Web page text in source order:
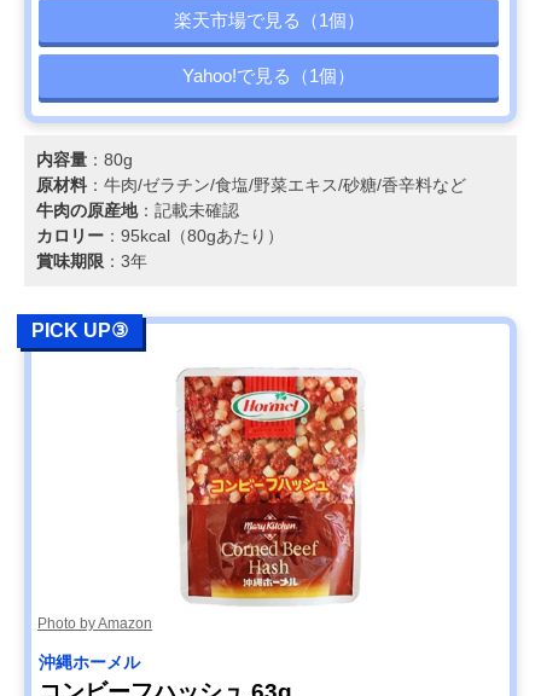
楽天市場で見る（1個）
Yahoo!で見る（1個）
内容量 ：80g
原材料 ：牛肉/ゼラチン/食塩/野菜エキス/砂糖/香辛料など
牛肉の原産地：記載未確認
カロリー ：95kcal（80gあたり）
賞味期限 ：3年
PICK UP③
Photo by Amazon
‎沖縄ホーメル